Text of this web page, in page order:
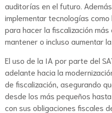
auditorías en el futuro.
implementar tecnologías
para hacer la fiscalización
mantener o incluso aumentar
El uso de la IA por parte del
adelante hacia la
de fiscalización, asegurando
desde los más pequeños
con sus obligaciones fiscales